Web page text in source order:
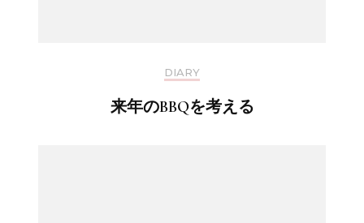
DIARY
来年のBBQを考える